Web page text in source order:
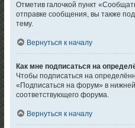
Отметив галочкой пункт
отправке сообщения, вы также
тему.
Вернуться к началу
Как мне подписаться на
Чтобы подписаться на
«Подписаться на форум» в
соответствующего форума.
Вернуться к началу